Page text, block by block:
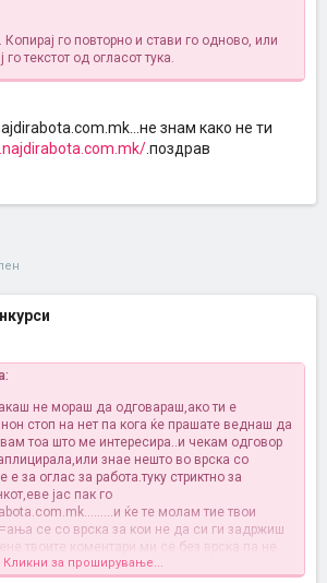
го повторно и стави го одново, или
текстот од огласот тука.
знам како не ти
.поздрав
не мораш да одговараш,ако ти е
стоп на нет па кога ќе прашате веднаш да
тоа што ме интересира..и чекам одговор
знае нешто во врска со
за оглас за работа.туку стриктно за
јас пак го
ќе те молам тие твои
се со врска за кои не да си ги задржиш
твоите коментари ми се без врска па не
знам што се мачиш да пишуваш
Кликни за проширување...